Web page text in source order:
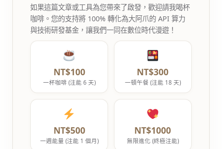
如果這篇文章或工具為您帶來了啟發，歡迎請我喝杯
咖啡。您的支持將 100% 轉化為大阿爪的 API 算力
與技術研發基金，讓我們一同在數位時代漫遊！
NT$100
一杯咖啡 (注能 6 天)
NT$300
一頓午餐 (注能 18 天)
NT$500
一週能量 (注能 1 個月)
NT$1000
無限進化 (終極注能)